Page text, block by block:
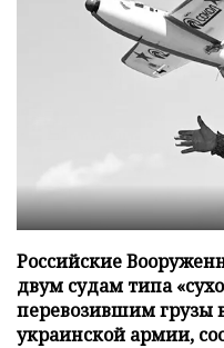
Российские
двум судам типа
перевозившим грузы
украинской армии,